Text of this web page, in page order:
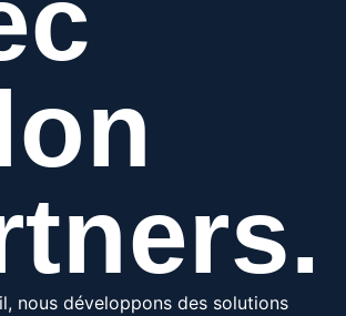
nous développons des solutions